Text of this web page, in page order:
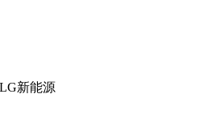
LG新能源